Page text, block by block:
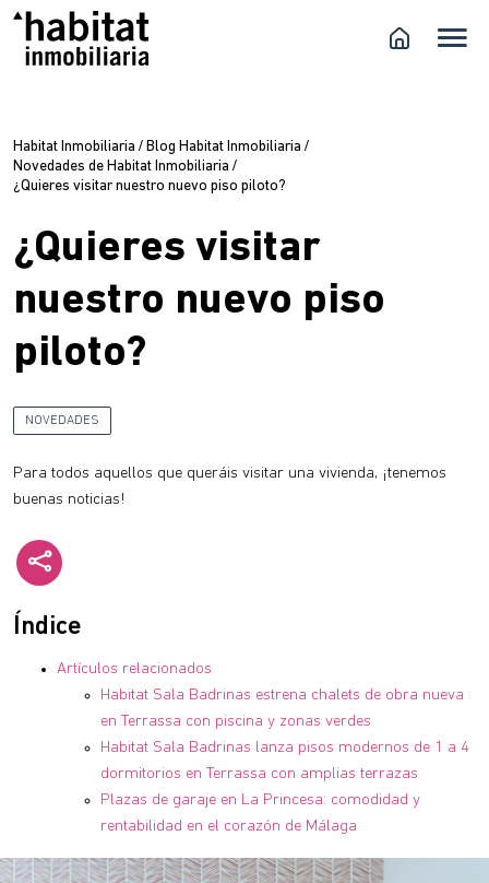
Habitat Inmobiliaria / Blog Habitat Inmobiliaria /
Novedades de Habitat Inmobiliaria /
¿Quieres visitar nuestro nuevo piso piloto?
¿Quieres visitar
nuestro nuevo piso
piloto?
NOVEDADES
Para todos aquellos que queráis visitar una vivienda, ¡tenemos
buenas noticias!
Índice
Artículos relacionados
Habitat Sala Badrinas estrena chalets de obra nueva
en Terrassa con piscina y zonas verdes
Habitat Sala Badrinas lanza pisos modernos de 1 a 4
dormitorios en Terrassa con amplias terrazas
Plazas de garaje en La Princesa: comodidad y
rentabilidad en el corazón de Málaga